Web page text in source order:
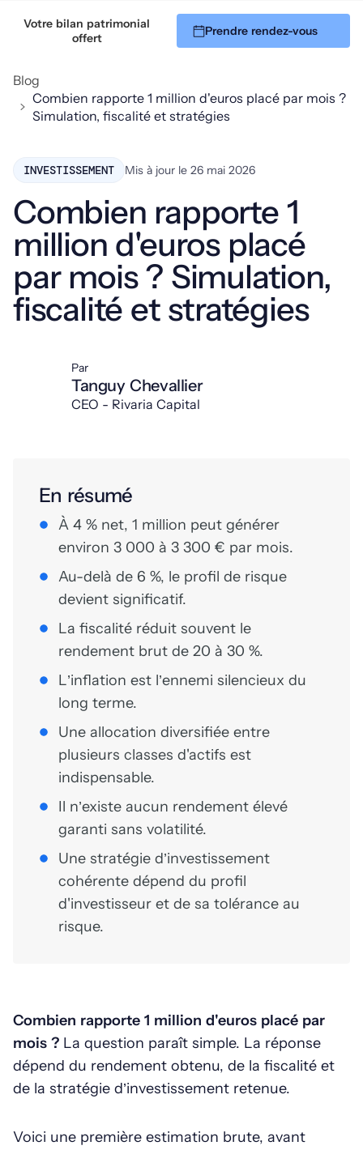
06 51 45 94 32
Votre bilan patrimonial
offert
Prendre rendez-vous
Blog
Combien rapporte 1 million d'euros placé par mois ?
Simulation, fiscalité et stratégies
INVESTISSEMENT Mis à jour le 26 mai 2026
Combien rapporte 1
million d'euros placé
par mois ? Simulation,
fiscalité et stratégies
Par
Tanguy Chevallier
CEO - Rivaria Capital
En résumé
À 4 % net, 1 million peut générer
environ 3 000 à 3 300 € par mois.
Au-delà de 6 %, le profil de risque
devient significatif.
La fiscalité réduit souvent le
rendement brut de 20 à 30 %.
L’inflation est l’ennemi silencieux du
long terme.
Une allocation diversifiée entre
plusieurs classes d'actifs est
indispensable.
Il n’existe aucun rendement élevé
garanti sans volatilité.
Une stratégie d’investissement
cohérente dépend du profil
d'investisseur et de sa tolérance au
risque.
Combien rapporte 1 million d'euros placé par
mois ? La question paraît simple. La réponse
dépend du rendement obtenu, de la fiscalité et
de la stratégie d’investissement retenue.
Voici une première estimation brute, avant